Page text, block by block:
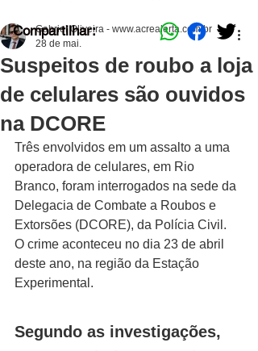
Suspeitos de roubo a loja
de celulares são ouvidos
na DCORE
Gabriel Oliveira - www.acrealerta.com.br
28 de mai.
Três envolvidos em um assalto a uma
operadora de celulares, em Rio
Branco, foram interrogados na sede da
Delegacia de Combate a Roubos e
Extorsões (DCORE), da Polícia Civil.
O crime aconteceu no dia 23 de abril
deste ano, na região da Estação
Experimental.
Segundo as investigações,
Compartilhar: